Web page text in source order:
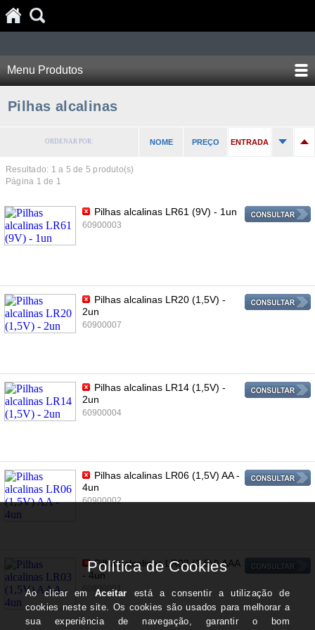
Menu Produtos
Pilhas alcalinas
ORDENAR POR: NOME PREÇO ENTRADA
Resultado: 1 a 5 de 5 produto(s)
Página 1 de 1
Pilhas alcalinas LR61 (9V) - 1un
60900003
Pilhas alcalinas LR20 (1,5V) -
2un
60900007
Pilhas alcalinas LR14 (1,5V) -
2un
60900004
Pilhas alcalinas LR06 (1,5V) AA -
4un
60900002
Pilhas alcalinas LR03 (1,5V) AAA
- 4un
60900001